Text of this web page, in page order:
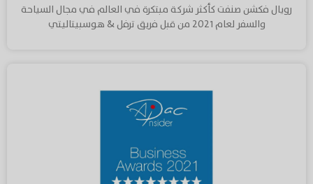
رويال فكشن صنفت كأكثر شركة مبتكرة في العالم في مجال السياحة
والسفر لعام ٢٠٢١ من قبل فريق ترفل & هوسبيتاليتي